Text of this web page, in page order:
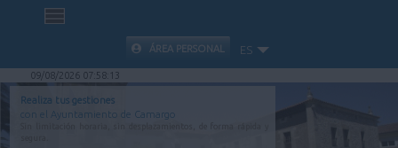
INICIO
INFORMACIÓN PÚBLICA
CARPETA CIUDADANA
ÁREA PERSONAL ES
09/08/2026 07:58:13
Realiza tus gestiones
con el Ayuntamiento de Camargo